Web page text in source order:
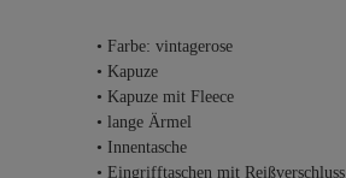
• Farbe: vintagerose
• Kapuze
• Kapuze mit Fleece
• lange Ärmel
• Innentasche
• Eingrifftaschen mit Reißverschluss